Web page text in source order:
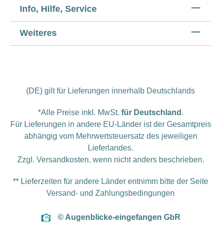
Info, Hilfe, Service
Weiteres
(DE) gilt für Lieferungen innerhalb Deutschlands
*Alle Preise inkl. MwSt. für Deutschland .
Für Lieferungen in andere EU-Länder ist der Gesamtpreis
abhängig vom Mehrwertsteuersatz des jeweiligen
Lieferlandes.
Zzgl. Versandkosten, wenn nicht anders beschrieben.
** Lieferzeiten für andere Länder entnimm bitte der Seite
Versand- und Zahlungsbedingungen
© Augenblicke-eingefangen GbR